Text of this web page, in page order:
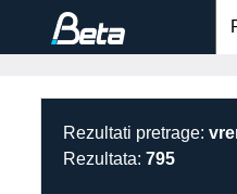
Rezultati pretrage:
Rezultata: 795